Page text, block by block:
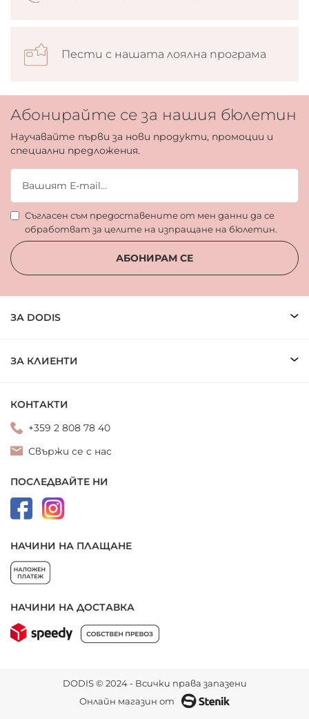
Пести с нашата лоялна програма
Абонирайте се за нашия бюлетин
Научавайте първи за нови продукти, промоции и
специални предложения.
Съгласен съм предоставените от мен данни да се
обработват за целите на изпращане на бюлетин.
АБОНИРАМ СЕ
ЗА DODIS
ЗА КЛИЕНТИ
КОНТАКТИ
+359 2 808 78 40
Свържи се с нас
ПОСЛЕДВАЙТЕ НИ
НАЧИНИ НА ПЛАЩАНЕ
НАЧИНИ НА ДОСТАВКА
DODIS © 2024 - Всички права запазени
Онлайн магазин от